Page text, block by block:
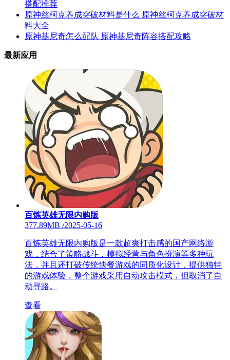
搭配推荐
原神丝柯克养成突破材料是什么 原神丝柯克养成突破材
料大全
原神基尼奇怎么配队 原神基尼奇阵容搭配攻略
最新应用
百炼英雄无限内购版
377.89MB /2025-05-16
百炼英雄无限内购版是一款超爽打击感的国产网络游
戏，结合了策略战斗，模拟经营与角色扮演等多种玩
法，并且还打破传统快餐游戏的同质化设计，提供独特
的游戏体验，整个游戏采用自动攻击模式，但取消了自
动寻路。
查看